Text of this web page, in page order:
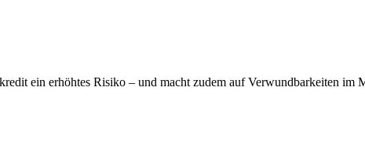
ein erhöhtes Risiko – und macht zudem auf Verwundbarkeiten im